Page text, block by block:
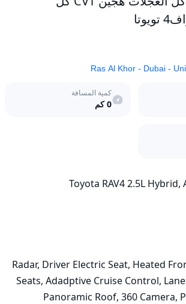
Ras Al Khor - Dubai -
كمية المسافة
0كم
Radar, Driver Electric Seat, Heated
Seats, Adadptive Cruise Control,
Panoramic Roof, 360 Camera,